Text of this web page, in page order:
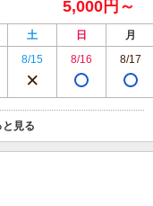
5,000円～
土 日
月
8/15 8/16 8/17
見る